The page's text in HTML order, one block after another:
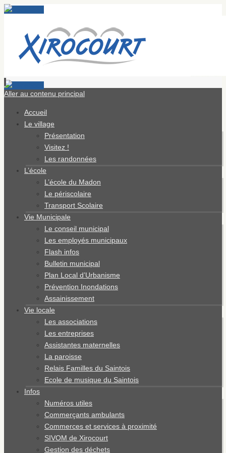
Aller au contenu principal
Accueil
Le village
Présentation
Visitez !
Les randonnées
L’école
L’école du Madon
Le périscolaire
Transport Scolaire
Vie Municipale
Le conseil municipal
Les employés municipaux
Flash infos
Bulletin municipal
Plan Local d’Urbanisme
Prévention Inondations
Assainissement
Vie locale
Les associations
Les entreprises
Assistantes maternelles
La paroisse
Relais Familles du Saintois
Ecole de musique du Saintois
Infos
Numéros utiles
Commerçants ambulants
Commerces et services à proximité
SIVOM de Xirocourt
Gestion des déchets